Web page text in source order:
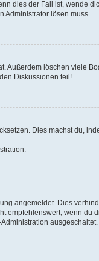
dies der Fall ist, wende
Administrator lösen muss.
löschen viele
Diskussionen teil!
Dies machst du,
angemeldet. Dies
empfehlenswert, wenn du
ausgeschaltet.